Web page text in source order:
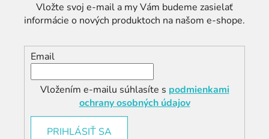
Vložte svoj e-mail a my Vám budeme zasielať
informácie o nových produktoch na našom e-shope.
Email
Vložením e-mailu súhlasíte s podmienkami
ochrany osobných údajov
PRIHLÁSIŤ SA